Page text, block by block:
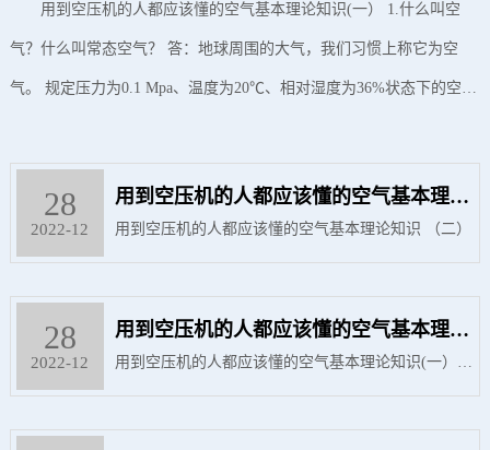
用到空压机的人都应该懂的空气基本理论知识(一） 1.什么叫空
气？什么叫常态空气？ 答：地球周围的大气，我们习惯上称它为空
气。 规定压力为0.1 Mpa、温度为20℃、相对湿度为36%状态下的空气
有水气，一旦把水气分离掉，气量将有所降低。
28
2022-12
用到空压机的人都应该懂的空气基本理论
知识 （二）
用到空压机的人都应该懂的空气基本理论知识 （二）
28
2022-12
用到空压机的人都应该懂的空气基本理论
知识(一）
用到空压机的人都应该懂的空气基本理论知识(一） 1.
什么叫空气？什么叫常态空气？ 答：地球周围的大
气，我们习惯上称它为空气。 规定压力为0.1 Mpa、